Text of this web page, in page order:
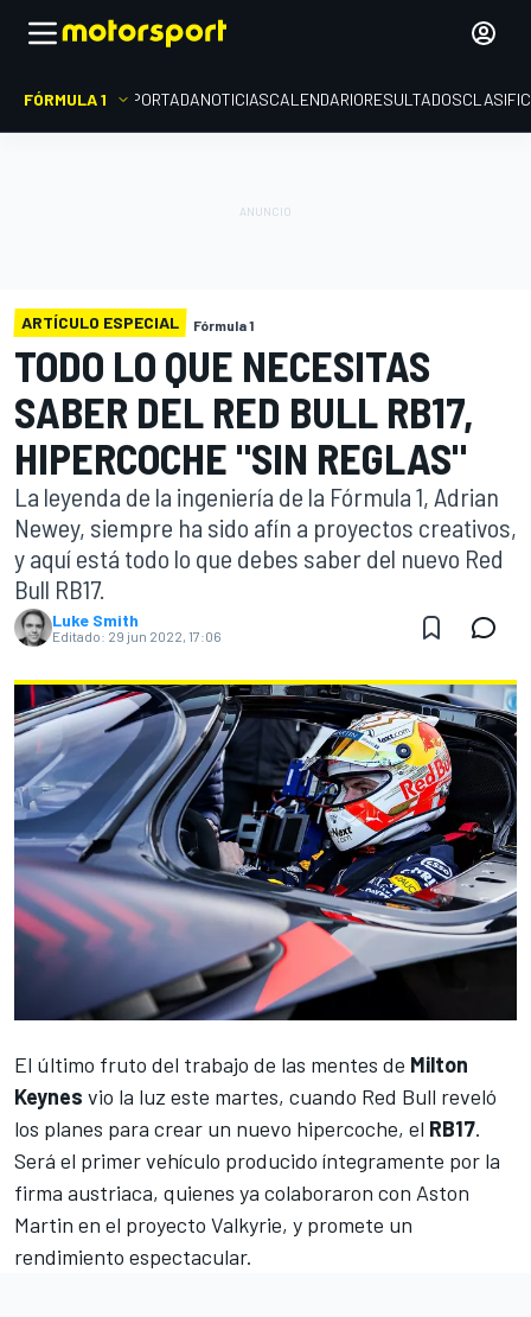
FÓRMULA 1 PORTADANOTICIASCALENDARIORESULTADOS
ARTÍCULO ESPECIAL Fórmula 1
TODO LO QUE NECESITAS
SABER DEL RED BULL RB17,
HIPERCOCHE "SIN REGLAS"
La leyenda de la ingeniería de la Fórmula 1, Adrian
Newey, siempre ha sido afín a proyectos creativos,
y aquí está todo lo que debes saber del nuevo Red
Bull RB17.
Luke Smith
Editado: 29 jun 2022, 17:06
El último fruto del trabajo de las mentes de Milton
Keynes vio la luz este martes, cuando Red Bull reveló
los planes para crear un nuevo hipercoche, el RB17.
Será el primer vehículo producido íntegramente por la
firma austriaca, quienes ya colaboraron con Aston
Martin en el proyecto Valkyrie, y promete un
rendimiento espectacular.